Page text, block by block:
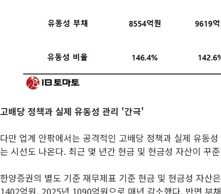
고배당 정책과 실제 유동성 관리 '간극'
다만 업계 안팎에서는 공격적인 고배당 정책과 실제 유동
는 시선도 나온다. 최근 몇 년간 현금 및 현금성 자산이 꾸
한양증권의 별도 기준 재무제표 기준 현금 및 현금성 자산
1402억원, 2025년 1090억원으로 매년 감소했다. 반면 부